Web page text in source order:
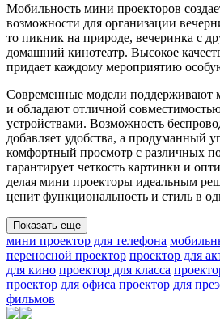
Мобильность мини проекторов
возможности для организации
то пикник на природе, вечеринка с
домашний кинотеатр. Высокое
придает каждому мероприятию
Современные модели поддерживают
и обладают отличной
устройствами. Возможность
добавляет удобства, а продуманный
комфортный просмотр с различных
гарантирует четкость картинки и
делая мини проекторы идеальным
ценит функциональность и стиль в
Показать еще
мини проектор для телефона
переносной проектор проектор для
для кино проектор для класса
проектор для офиса проектор для
фильмов